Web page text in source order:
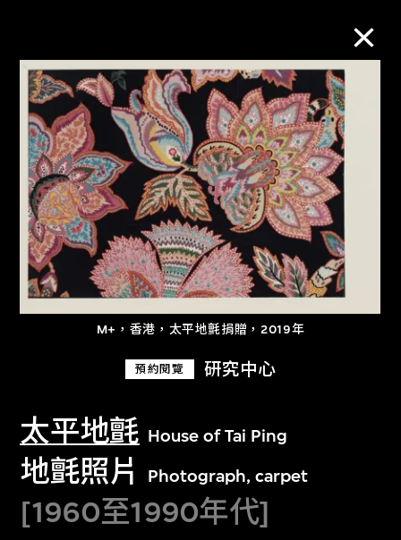
M+，香港，太平地氈捐贈，2019年
預約閱覽 研究中心
太平地氈 House of Tai Ping
地氈照片 Photograph, carpet
[1960至1990年代]
M+藏品
進一步篩選 搜索
關於M+藏品
探索世界頂級的二十及二十一世紀視覺
文化藏品。